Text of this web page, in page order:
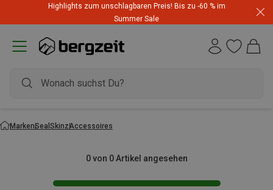
Highlights zum unschlagbaren Preis! Bis zu -60 % im
Summer Sale
MarkenSealSkinzAccessoires
0 von 0 Artikel angesehen